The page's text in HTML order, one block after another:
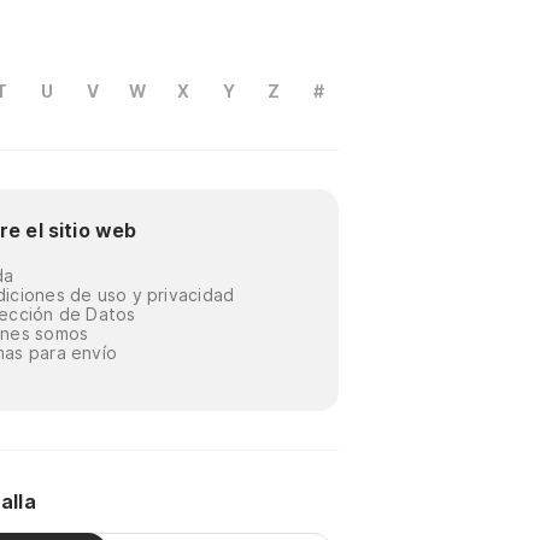
U V W X Y Z #
el sitio web
de uso y privacidad
de Datos
somos
para envío